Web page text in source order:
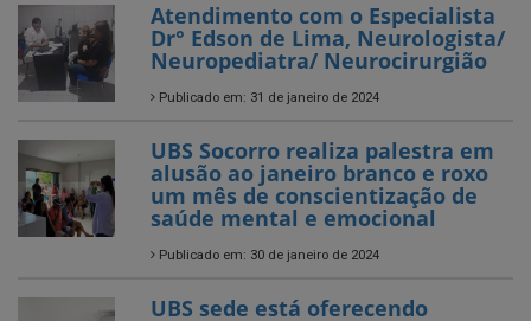
Atendimento com o Especialista
Dr° Edson de Lima, Neurologista/
Neuropediatra/ Neurocirurgião
Publicado em: 31 de janeiro de 2024
UBS Socorro realiza palestra em
alusão ao janeiro branco e roxo
um mês de conscientização de
saúde mental e emocional
Publicado em: 30 de janeiro de 2024
UBS sede está oferecendo